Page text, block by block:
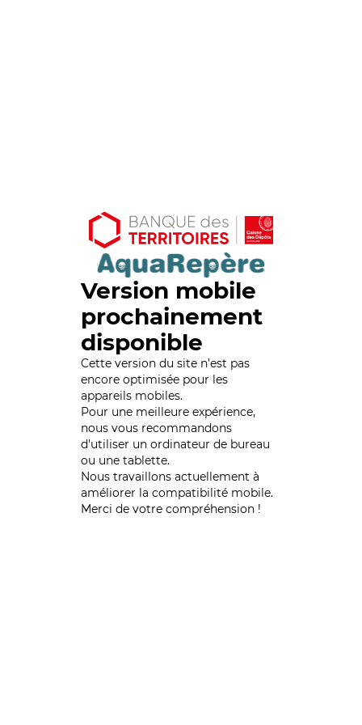
Version mobile
prochainement
disponible
Cette version du site n’est pas
encore optimisée pour les
appareils mobiles.
Pour une meilleure expérience,
nous vous recommandons
d'utiliser un ordinateur de bureau
ou une tablette.
Nous travaillons actuellement à
améliorer la compatibilité mobile.
Merci de votre compréhension !